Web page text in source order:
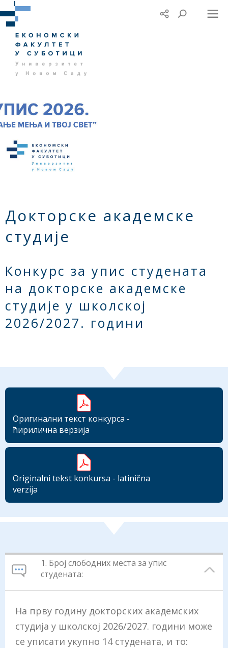
Докторске академске
студије
Конкурс за упис студената
на докторске академске
студије у школској
2026/2027. години
Оригинални текст конкурса -
ћирилична верзија
Originalni tekst konkursa - latinična
verzija
1. Број слободних места за упис
студената:
На прву годину докторских академских
студија у школској 2026/2027. години може
се уписати укупно 14 студенaтa, и то: